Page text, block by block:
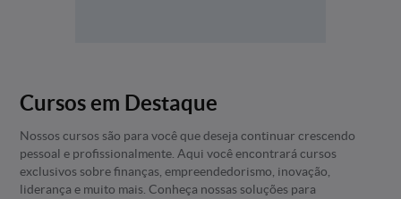
Cursos em Destaque
Nossos cursos são para você que deseja continuar crescendo
pessoal e profissionalmente. Aqui você encontrará cursos
exclusivos sobre finanças, empreendedorismo, inovação,
liderança e muito mais. Conheça nossas soluções para